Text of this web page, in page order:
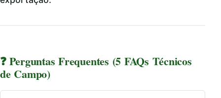
❓ Perguntas Frequentes (5 FAQs Técnicos
de Campo)